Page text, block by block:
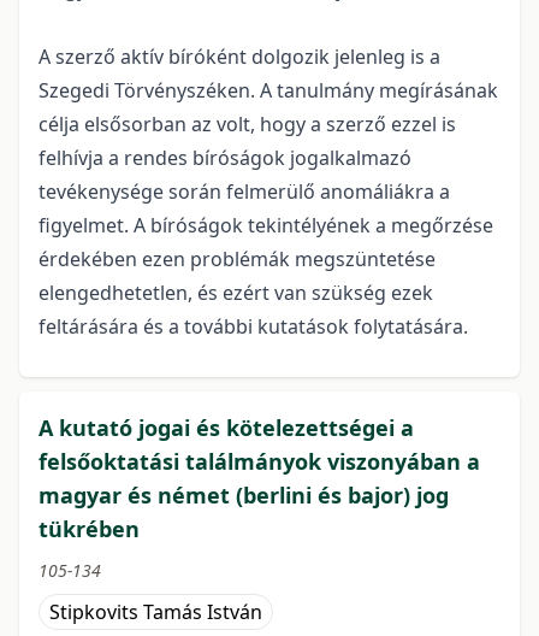
A szerző aktív bíróként dolgozik jelenleg is a
Szegedi Törvényszéken. A tanulmány megírásának
célja elsősorban az volt, hogy a szerző ezzel is
felhívja a rendes bíróságok jogalkalmazó
tevékenysége során felmerülő anomáliákra a
figyelmet. A bíróságok tekintélyének a megőrzése
érdekében ezen problémák megszüntetése
elengedhetetlen, és ezért van szükség ezek
feltárására és a további kutatások folytatására.
A kutató jogai és kötelezettségei a
felsőoktatási találmányok viszonyában a
magyar és német (berlini és bajor) jog
tükrében
105-134
Stipkovits Tamás István